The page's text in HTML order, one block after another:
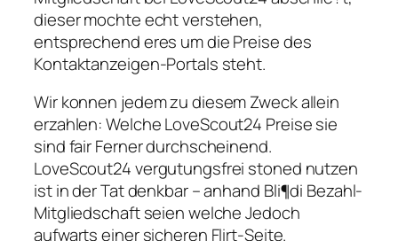
dieser mochte echt verstehen,
entsprechend eres um die Preise des
Kontaktanzeigen-Portals steht.
Wir konnen jedem zu diesem Zweck allein
erzahlen: Welche LoveScout24 Preise sie
sind fair Ferner durchscheinend.
LoveScout24 vergutungsfrei stoned nutzen
ist in der Tat denkbar – anhand Bli¶di Bezahl-
Mitgliedschaft seien welche Jedoch
aufwarts einer sicheren Flirt-Seite.